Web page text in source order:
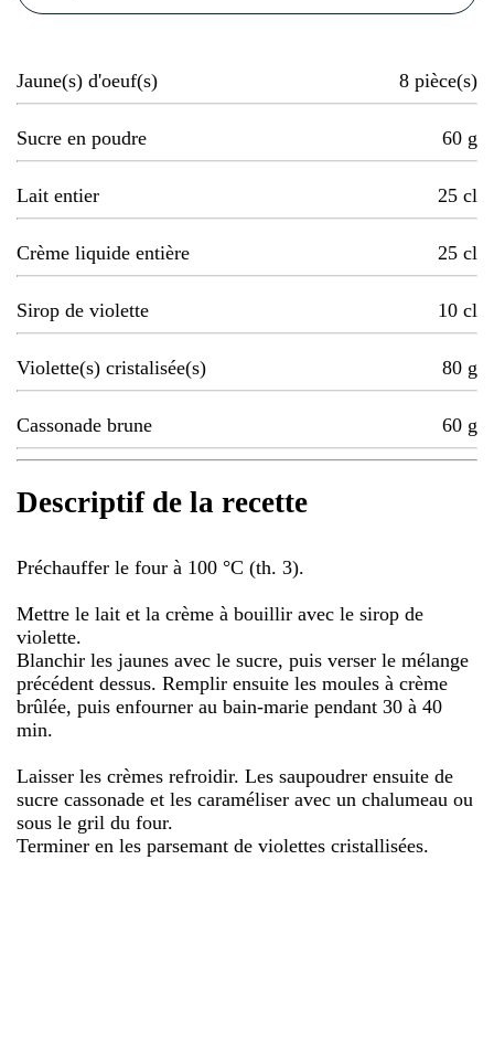
Jaune(s) d'oeuf(s) 8 pièce(s)
Sucre en poudre 60 g
Lait entier 25 cl
Crème liquide entière 25 cl
Sirop de violette 10 cl
Violette(s) cristalisée(s) 80 g
Cassonade brune 60 g
Descriptif de la recette
Préchauffer le four à 100 °C (th. 3).
Mettre le lait et la crème à bouillir avec le sirop de
violette.
Blanchir les jaunes avec le sucre, puis verser le mélange
précédent dessus. Remplir ensuite les moules à crème
brûlée, puis enfourner au bain-marie pendant 30 à 40
min.
Laisser les crèmes refroidir. Les saupoudrer ensuite de
sucre cassonade et les caraméliser avec un chalumeau ou
sous le gril du four.
Terminer en les parsemant de violettes cristallisées.